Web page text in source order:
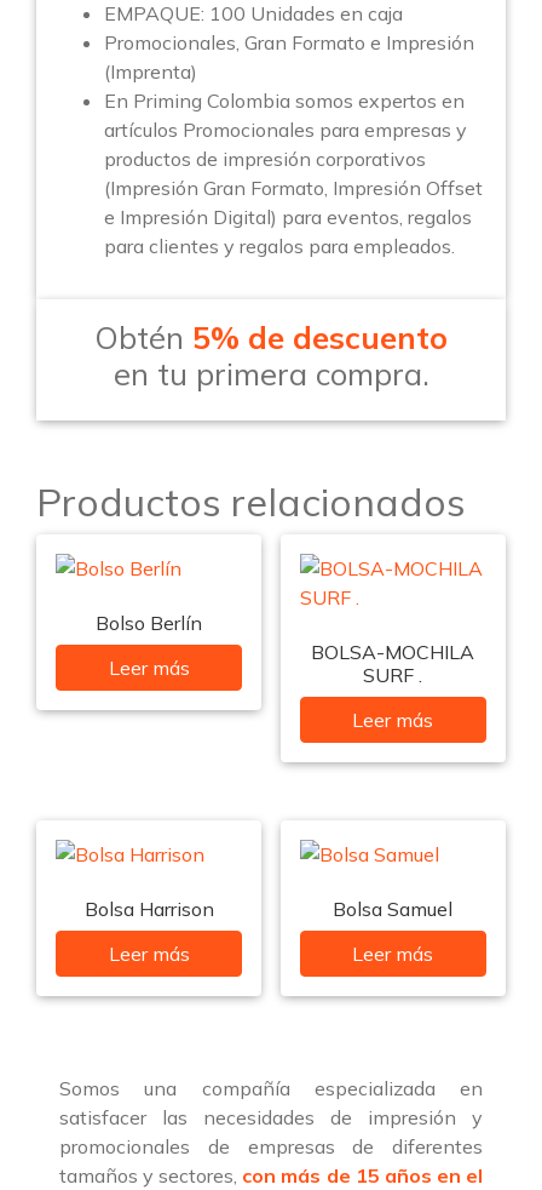
EMPAQUE: 100 Unidades en caja
Promocionales, Gran Formato e Impresión
(Imprenta)
En Priming Colombia somos expertos en
artículos Promocionales para empresas y
productos de impresión corporativos
(Impresión Gran Formato, Impresión Offset
e Impresión Digital) para eventos, regalos
para clientes y regalos para empleados.
Obtén 5% de descuento
en tu primera compra.
Productos relacionados
Bolso Berlín
Leer más
BOLSA-MOCHILA
SURF .
Leer más
Bolsa Harrison
Leer más
Bolsa Samuel
Leer más
Somos una compañía especializada en
satisfacer las necesidades de impresión y
promocionales de empresas de diferentes
tamaños y sectores, con más de 15 años en el